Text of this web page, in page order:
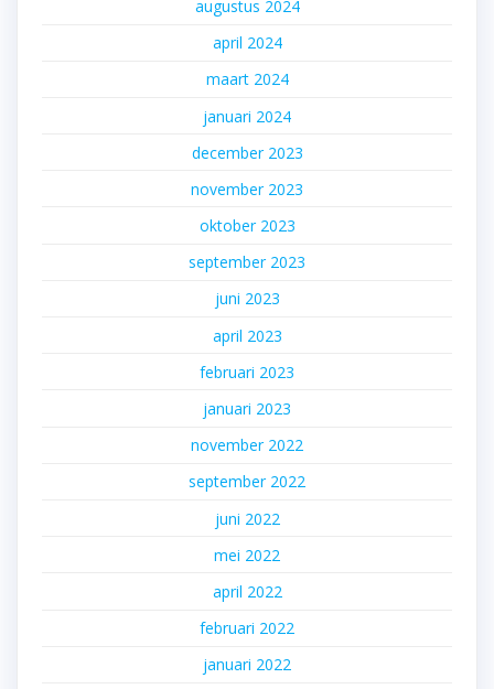
augustus 2024
april 2024
maart 2024
januari 2024
december 2023
november 2023
oktober 2023
september 2023
juni 2023
april 2023
februari 2023
januari 2023
november 2022
september 2022
juni 2022
mei 2022
april 2022
februari 2022
januari 2022